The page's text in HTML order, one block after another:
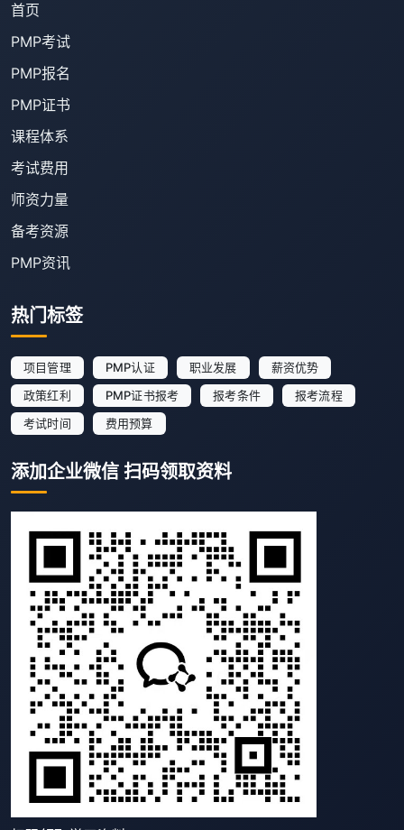
首页
PMP考试
PMP报名
PMP证书
课程体系
考试费用
师资力量
备考资源
PMP资讯
热门标签
项目管理 PMP认证 职业发展
薪资优势
政策红利
PMP证书报考 报考条件
报考流程
考试时间
费用预算
添加企业微信 扫码领取资料